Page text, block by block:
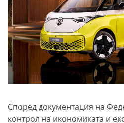
Според документация на
контрол на икономиката и